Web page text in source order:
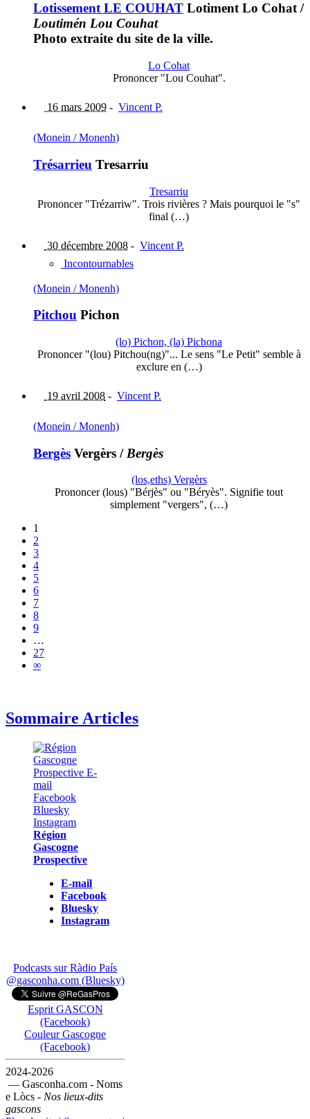
Lotissement LE COUHAT Lotiment Lo Cohat/
Loutimén Lou Couhat
Photo extraite du site de la ville.
Lo Cohat
Prononcer "Lou Couhat".
16 mars 2009 - Vincent P.
(Monein / Monenh)
Trésarrieu Tresarriu
Tresarriu
Prononcer "Trézarriw". Trois rivières ? Mais pourquoi le "s"
final (…)
30 décembre 2008 - Vincent P.
Incontournables
(Monein / Monenh)
Pitchou Pichon
(lo) Pichon, (la) Pichona
Prononcer "(lou) Pitchou(ng)"... Le sens "Le Petit" semble à
exclure en (…)
19 avril 2008 - Vincent P.
(Monein / Monenh)
Bergès Vergèrs / Bergès
(los,eths) Vergèrs
Prononcer (lous) "Bérjès" ou "Béryès". Signifie tout
simplement "vergers", (…)
1
2
3
4
5
6
7
8
9
…
27
∞
Sommaire Articles
Région
Gascogne
Prospective
E-mail
Facebook
Bluesky
Instagram
Podcasts sur Ràdio País
@gasconha.com (Bluesky)
Esprit GASCON
(Facebook)
Couleur Gascogne
(Facebook)
2024-2026
— Gasconha.com - Noms
e Lòcs - Nos lieux-dits
gascons